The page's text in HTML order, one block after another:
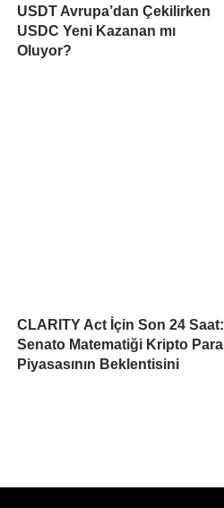
USDT Avrupa’dan Çekilirken
USDC Yeni Kazanan mı
Oluyor?
CLARITY Act İçin Son 24 Saat:
Senato Matematiği Kripto Para
Piyasasının Beklentisini